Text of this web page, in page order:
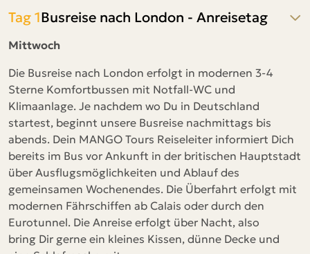
Tag 1Busreise nach London - Anreisetag
Mittwoch
Die Busreise nach London erfolgt in modernen 3-4
Sterne Komfortbussen mit Notfall-WC und
Klimaanlage. Je nachdem wo Du in Deutschland
startest, beginnt unsere Busreise nachmittags bis
abends. Dein MANGO Tours Reiseleiter informiert Dich
bereits im Bus vor Ankunft in der britischen Hauptstadt
über Ausflugsmöglichkeiten und Ablauf des
gemeinsamen Wochenendes. Die Überfahrt erfolgt mit
modernen Fährschiffen ab Calais oder durch den
Eurotunnel. Die Anreise erfolgt über Nacht, also
bring Dir gerne ein kleines Kissen, dünne Decke und